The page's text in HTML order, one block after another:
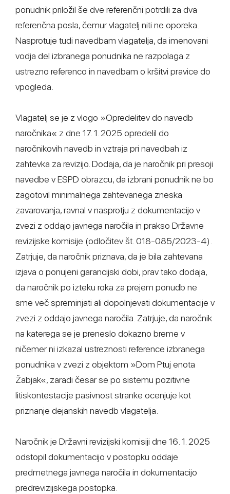
ponudnik priložil še dve referenčni potrdili za dva
referenčna posla, čemur vlagatelj niti ne oporeka.
Nasprotuje tudi navedbam vlagatelja, da imenovani
vodja del izbranega ponudnika ne razpolaga z
ustrezno referenco in navedbam o kršitvi pravice do
vpogleda.
Vlagatelj se je z vlogo »Opredelitev do navedb
naročnika« z dne 17. 1. 2025 opredelil do
naročnikovih navedb in vztraja pri navedbah iz
zahtevka za revizijo. Dodaja, da je naročnik pri presoji
navedbe v ESPD obrazcu, da izbrani ponudnik ne bo
zagotovil minimalnega zahtevanega zneska
zavarovanja, ravnal v nasprotju z dokumentacijo v
zvezi z oddajo javnega naročila in prakso Državne
revizijske komisije (odločitev št. 018-085/2023-4).
Zatrjuje, da naročnik priznava, da je bila zahtevana
izjava o ponujeni garancijski dobi, prav tako dodaja,
da naročnik po izteku roka za prejem ponudb ne
sme več spreminjati ali dopolnjevati dokumentacije v
zvezi z oddajo javnega naročila. Zatrjuje, da naročnik
na katerega se je preneslo dokazno breme v
ničemer ni izkazal ustreznosti reference izbranega
ponudnika v zvezi z objektom »Dom Ptuj enota
Žabjak«, zaradi česar se po sistemu pozitivne
litiskontestacije pasivnost stranke ocenjuje kot
priznanje dejanskih navedb vlagatelja.
Naročnik je Državni revizijski komisiji dne 16. 1. 2025
odstopil dokumentacijo v postopku oddaje
predmetnega javnega naročila in dokumentacijo
predrevizijskega postopka.